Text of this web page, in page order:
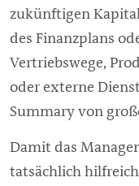
zukünftigen
des Finanzplans
Vertriebswege,
oder externe
Summary von
Damit das
tatsächlich